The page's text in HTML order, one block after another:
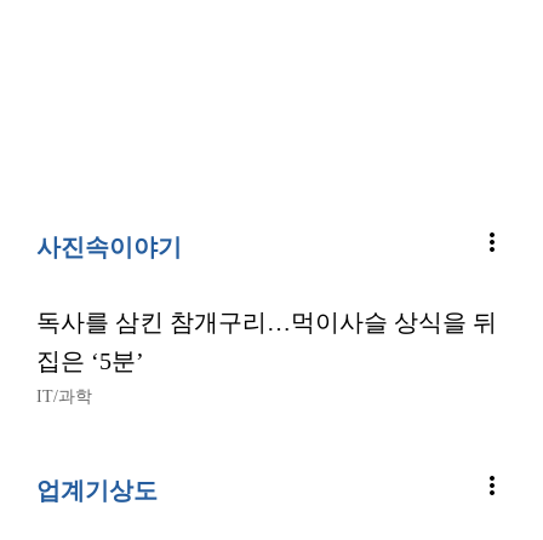
사진속이야기 more_vert
독사를 삼킨 참개구리…먹이사슬 상식을 뒤
집은 ‘5분’
IT/과학
업계기상도 more_vert